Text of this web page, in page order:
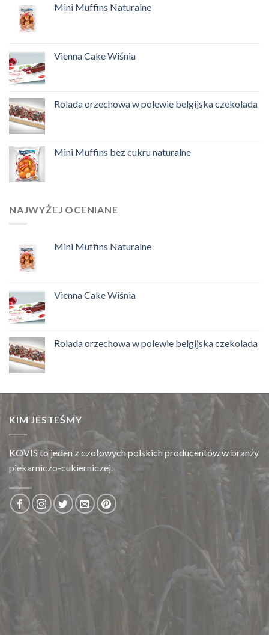
Mini Muffins Naturalne
Vienna Cake Wiśnia
Rolada orzechowa w polewie belgijska czekolada
Mini Muffins bez cukru naturalne
NAJWYŻEJ OCENIANE
Mini Muffins Naturalne
Vienna Cake Wiśnia
Rolada orzechowa w polewie belgijska czekolada
KIM JESTEŚMY
KOVIS to jeden z czołowych polskich producentów w branży
piekarniczo-cukierniczej.